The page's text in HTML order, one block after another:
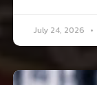
July 24, 2026